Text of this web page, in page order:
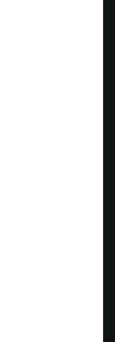
em 500 Mil anos
cerca de 1% a
estudo, O
ter constituído